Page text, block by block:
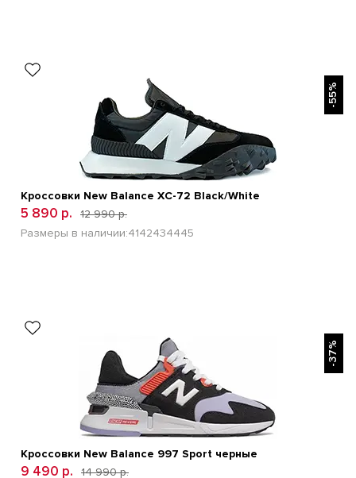
-55%
Кроссовки New Balance XC-72 Black/White
5 890 р.
12 990 р.
Размеры в наличии:4142434445
-37%
Кроссовки New Balance 997 Sport черные
9 490 р. 14 990 р.